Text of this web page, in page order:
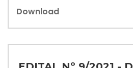
Download